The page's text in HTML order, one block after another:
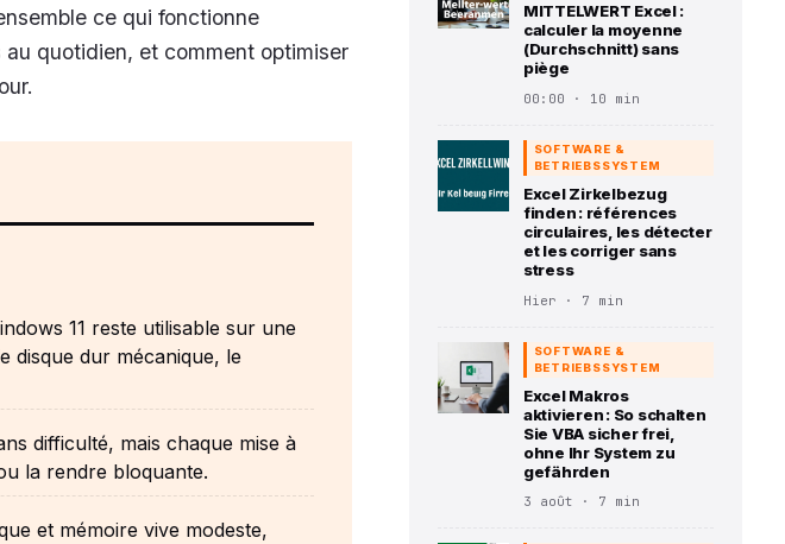
ce qui fonctionne
quotidien, et comment optimiser
11 reste utilisable sur une
disque dur mécanique, le
difficulté, mais chaque mise à
la rendre bloquante.
et mémoire vive modeste,
MITTELWERT Excel :
calculer la moyenne
(Durchschnitt) sans
piège
00:00 · 10 min
SOFTWARE &
BETRIEBSSYSTEM
Excel Zirkelbezug
finden : références
circulaires, les détecter
et les corriger sans
stress
Hier · 7 min
SOFTWARE &
BETRIEBSSYSTEM
Excel Makros
aktivieren : So schalten
Sie VBA sicher frei,
ohne Ihr System zu
gefährden
3 août · 7 min